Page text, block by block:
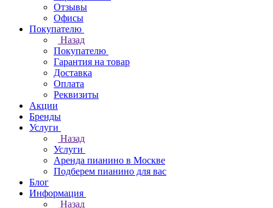
Отзывы
Офисы
Покупателю
Назад
Покупателю
Гарантия на товар
Доставка
Оплата
Реквизиты
Акции
Бренды
Услуги
Назад
Услуги
Аренда пианино в Москве
Подберем пианино для вас
Блог
Информация
Назад